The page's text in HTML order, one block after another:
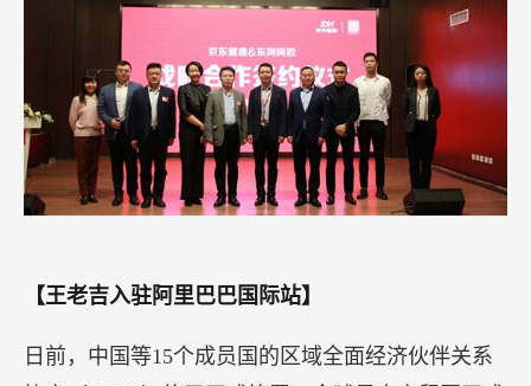
东阿阿胶总裁高登锋、副总裁刘广源、京东集团副
总裁、京东健康CEO辛利军等相关负责人出席此次
品类拓展、产品反向定制、大数据、联合营销推广
方向，助力双方在产品策略和营销策略等多个领域